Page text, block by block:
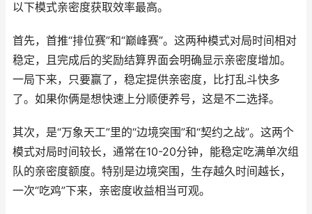
以下模式亲密度获取效率最高。
首先，首推“排位赛”和“巅峰赛”。这两种模式对局时间相对
稳定，且完成后的奖励结算界面会明确显示亲密度增加。
一局下来，只要赢了，稳定提供亲密度，比打乱斗快多
了。如果你俩是想快速上分顺便养号，这是不二选择。
其次，是“万象天工”里的“边境突围”和“契约之战”。这两个
模式对局时间较长，通常在10-20分钟，能稳定吃满单次组
队的亲密度额度。特别是边境突围，生存越久时间越长，
一次“吃鸡”下来，亲密度收益相当可观。